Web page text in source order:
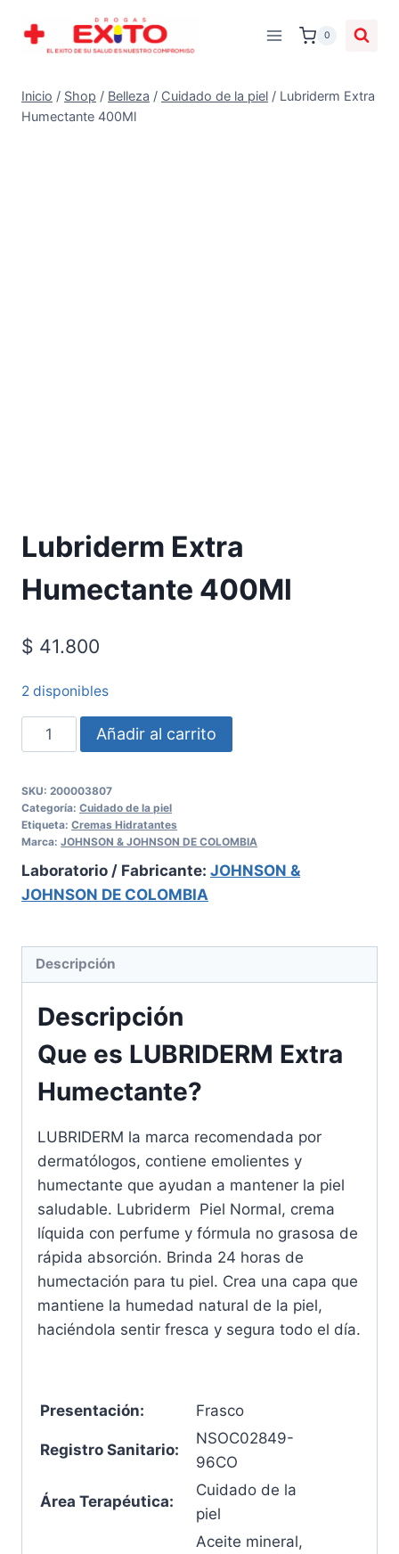
0
Inicio / Shop / Belleza / Cuidado de la piel / Lubriderm Extra
Humectante 400Ml
Lubriderm Extra
Humectante 400Ml
$ 41.800
2 disponibles
Añadir al carrito
SKU: 200003807
Categoría: Cuidado de la piel
Etiqueta: Cremas Hidratantes
Marca: JOHNSON & JOHNSON DE COLOMBIA
Laboratorio / Fabricante: JOHNSON &
JOHNSON DE COLOMBIA
Descripción
Descripción
Que es LUBRIDERM Extra
Humectante?
LUBRIDERM la marca recomendada por
dermatólogos, contiene emolientes y
humectante que ayudan a mantener la piel
saludable. Lubriderm Piel Normal, crema
líquida con perfume y fórmula no grasosa de
rápida absorción. Brinda 24 horas de
humectación para tu piel. Crea una capa que
mantiene la humedad natural de la piel,
haciéndola sentir fresca y segura todo el día.
Presentación: Frasco
Registro Sanitario:
NSOC02849-
96CO
Área Terapéutica:
Cuidado de la
piel
Aceite mineral,